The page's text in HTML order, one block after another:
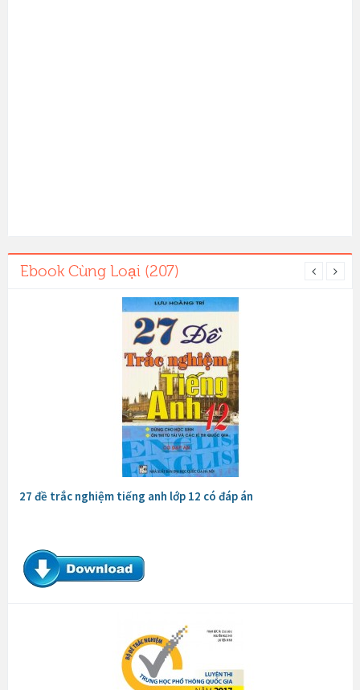
Ebook Cùng Loại (207)
27 đề trắc nghiệm tiếng anh lớp 12 có đáp án